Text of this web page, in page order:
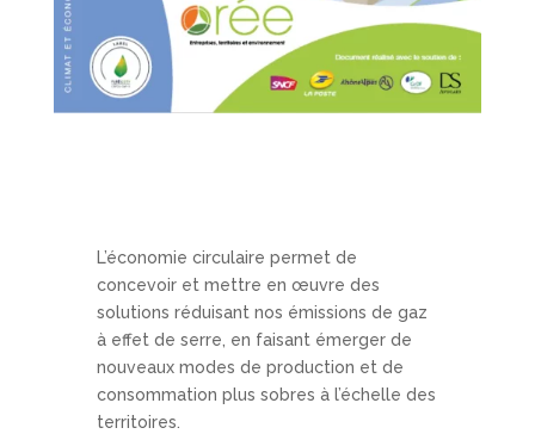
L’économie circulaire permet de
concevoir et mettre en œuvre des
solutions réduisant nos émissions de gaz
à effet de serre, en faisant émerger de
nouveaux modes de production et de
consommation plus sobres à l’échelle des
territoires.